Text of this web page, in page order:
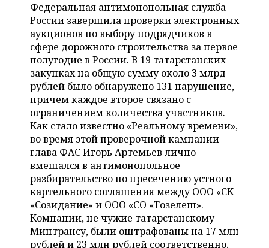
ТОРГОВЫЕ ЦЕНТРЫ
ТАТАРСТАНА
ИНВЕСТИЦИИ
МАШИНОСТРОЕНИЕ
НЕФТЕХИМИЯ
НЕФТЬ
ОПК
ЭНЕРГЕТИКА
НОВОСТИ БИЗНЕСА
РОЗНИЧНАЯ ТОРГОВЛЯ
ТРАНСПОРТ
УСЛУГИ
ТЕХНОЛОГИИ
НОВОСТИ ТЕХНОЛОГИЙ
МЕДИА
ТЕЛЕКОММУНИКАЦИИ
МЕРОПРИЯТИЯ
НОВОСТИ МЕРОПРИЯТИЙ
ВЫЕЗДНАЯ РЕДАКЦИЯ
БИЗНЕС-БРАНЧИ
ONLINE-КОНФЕРЕНЦИИ
ОТКРЫТАЯ ЛЕКЦИЯ
СПОРТ
НОВОСТИ СПОРТА
ФУТБОЛ
ХОККЕЙ
БАСКЕТБОЛ
ВОЛЕЙБОЛ
ОБЩЕСТВО
НОВОСТИ ОБЩЕСТВА
ВЛАСТЬ
ИНФРАСТРУКТУРА
ИСТОРИЯ
ФОТОГАЛЕРЕЯ
СЮЖЕТЫ
СПРАВОЧНИК
СПИСОК ПЕРСОН
ПОЛНАЯ ВЕРСИЯ
Федеральная антимонопольная служба
России завершила проверки электронных
аукционов по выбору подрядчиков в
сфере дорожного строительства за первое
полугодие в России. В 19 татарстанских
закупках на общую сумму около 3 млрд
рублей было обнаружено 131 нарушение,
причем каждое второе связано с
ограничением количества участников.
Как стало известно «Реальному времени»,
во время этой проверочной кампании
глава ФАС Игорь Артемьев лично
вмешался в антимонопольное
разбирательство по пресечению устного
картельного соглашения между ООО «СК
«Созидание» и ООО «СО «Тозелеш».
Компании, не чужие татарстанскому
Минтрансу, были оштрафованы на 17 млн
рублей и 23 млн рублей соответственно.